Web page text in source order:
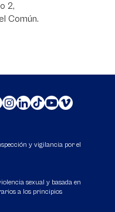
2,
Común.
y vigilancia por el
sexual y basada en
a los principios